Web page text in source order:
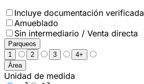
Incluye documentación verificada
Amueblado
Sin intermediario / Venta directa
Parqueos
1
2 3
4+
Área
Unidad de medida